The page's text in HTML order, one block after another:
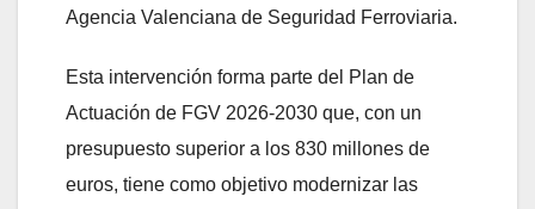
Agencia Valenciana de Seguridad Ferroviaria.
Esta intervención forma parte del Plan de
Actuación de FGV 2026-2030 que, con un
presupuesto superior a los 830 millones de
euros, tiene como objetivo modernizar las